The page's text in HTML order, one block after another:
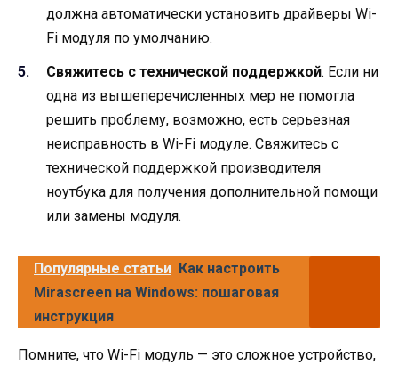
должна автоматически установить драйверы Wi-
Fi модуля по умолчанию.
Свяжитесь с технической поддержкой. Если ни
одна из вышеперечисленных мер не помогла
решить проблему, возможно, есть серьезная
неисправность в Wi-Fi модуле. Свяжитесь с
технической поддержкой производителя
ноутбука для получения дополнительной помощи
или замены модуля.
Популярные статьи Как настроить
Mirascreen на Windows: пошаговая
инструкция
Помните, что Wi-Fi модуль — это сложное устройство,